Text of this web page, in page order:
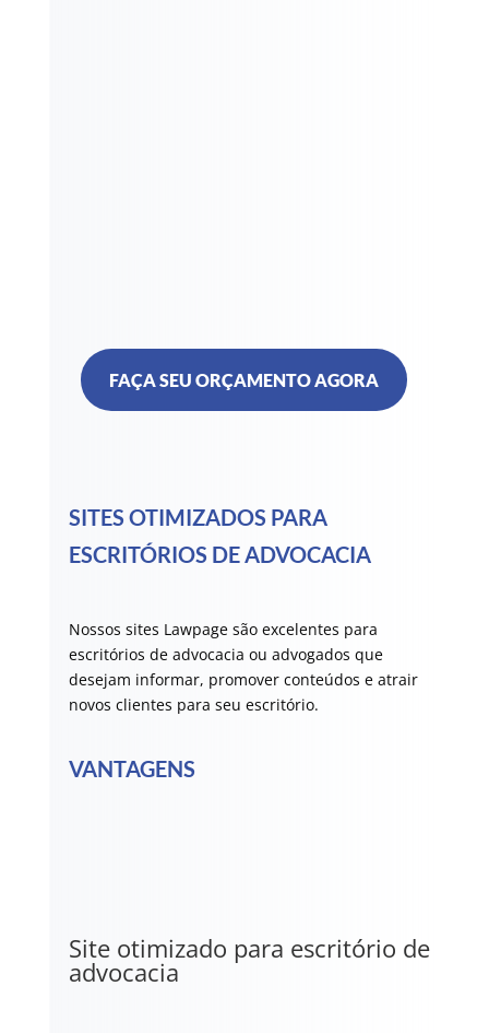
FAÇA SEU ORÇAMENTO AGORA
SITES OTIMIZADOS PARA
ESCRITÓRIOS DE ADVOCACIA
Nossos sites Lawpage são excelentes para
escritórios de advocacia ou advogados que
desejam informar, promover conteúdos e atrair
novos clientes para seu escritório.
VANTAGENS
Site otimizado para escritório de
advocacia